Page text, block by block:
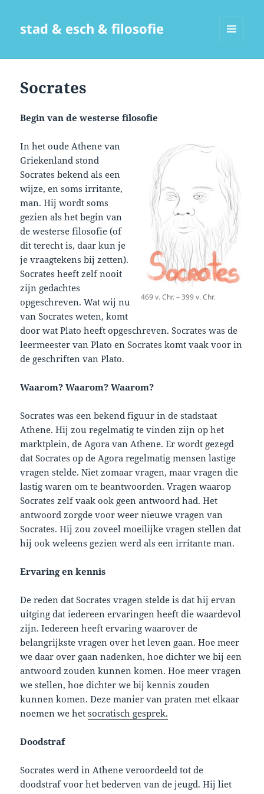
stad & esch & filosofie
Socrates
Begin van de westerse filosofie
469 v. Chr. – 399 v. Chr.
In het oude Athene van
Griekenland stond
Socrates bekend als een
wijze, en soms irritante,
man. Hij wordt soms
gezien als het begin van
de westerse filosofie (of
dit terecht is, daar kun je
je vraagtekens bij zetten).
Socrates heeft zelf nooit
zijn gedachtes
opgeschreven. Wat wij nu
van Socrates weten, komt
door wat Plato heeft opgeschreven. Socrates was de
leermeester van Plato en Socrates komt vaak voor in
de geschriften van Plato.
Waarom? Waarom? Waarom?
Socrates was een bekend figuur in de stadstaat
Athene. Hij zou regelmatig te vinden zijn op het
marktplein, de Agora van Athene. Er wordt gezegd
dat Socrates op de Agora regelmatig mensen lastige
vragen stelde. Niet zomaar vragen, maar vragen die
lastig waren om te beantwoorden. Vragen waarop
Socrates zelf vaak ook geen antwoord had. Het
antwoord zorgde voor weer nieuwe vragen van
Socrates. Hij zou zoveel moeilijke vragen stellen dat
hij ook weleens gezien werd als een irritante man.
Ervaring en kennis
De reden dat Socrates vragen stelde is dat hij ervan
uitging dat iedereen ervaringen heeft die waardevol
zijn. Iedereen heeft ervaring waarover de
belangrijkste vragen over het leven gaan. Hoe meer
we daar over gaan nadenken, hoe dichter we bij een
antwoord zouden kunnen komen. Hoe meer vragen
we stellen, hoe dichter we bij kennis zouden
kunnen komen. Deze manier van praten met elkaar
noemen we hetsocratisch gesprek.
Doodstraf
Socrates werd in Athene veroordeeld tot de
doodstraf voor het bederven van de jeugd. Hij liet